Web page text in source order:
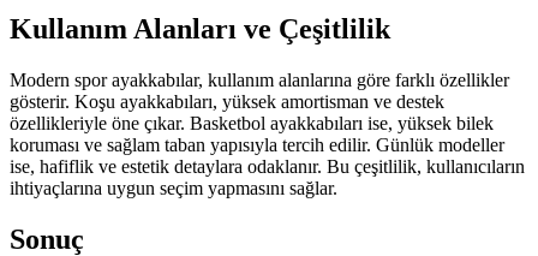
Kullanım Alanları ve Çeşitlilik
Modern spor ayakkabılar, kullanım alanlarına göre farklı özellikler
gösterir. Koşu ayakkabıları, yüksek amortisman ve destek
özellikleriyle öne çıkar. Basketbol ayakkabıları ise, yüksek bilek
koruması ve sağlam taban yapısıyla tercih edilir. Günlük modeller
ise, hafiflik ve estetik detaylara odaklanır. Bu çeşitlilik, kullanıcıların
ihtiyaçlarına uygun seçim yapmasını sağlar.
Sonuç